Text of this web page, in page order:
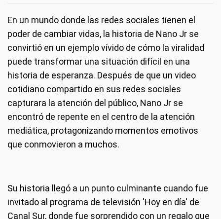
En un mundo donde las redes sociales tienen el
poder de cambiar vidas, la historia de Nano Jr se
convirtió en un ejemplo vívido de cómo la viralidad
puede transformar una situación difícil en una
historia de esperanza. Después de que un video
cotidiano compartido en sus redes sociales
capturara la atención del público, Nano Jr se
encontró de repente en el centro de la atención
mediática, protagonizando momentos emotivos
que conmovieron a muchos.
Su historia llegó a un punto culminante cuando fue
invitado al programa de televisión 'Hoy en día' de
Canal Sur, donde fue sorprendido con un regalo que